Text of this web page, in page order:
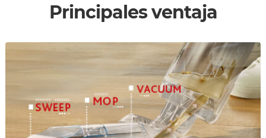
Principales ventaja